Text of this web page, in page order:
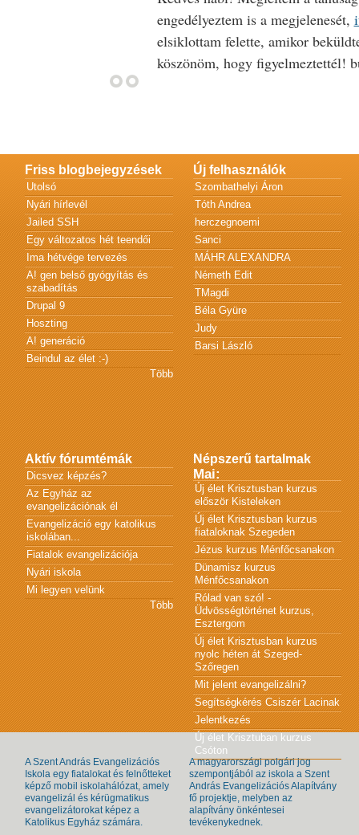
engedélyeztem is a megjelenesét,
elsiklottam felette, amikor
köszönöm, hogy figyelmeztettél!
Friss blogbejegyzések
Utolsó
Nyári hírlevél
Jailed SSH
Egy változatos hét teendői
Ima hétvége tervezés
A! gen belső gyógyítás és
szabadítás
Drupal 9
Hoszting
A! generáció
Beindul az élet :-)
Több
Új felhasználók
Szombathelyi Áron
Tóth Andrea
herczegnoemi
Sanci
MÁHR ALEXANDRA
Németh Edit
TMagdi
Béla Gyüre
Judy
Barsi László
Aktív fórumtémák
Dicsvez képzés?
Az Egyház az
evangelizációnak él
Evangelizáció egy katolikus
iskolában...
Fiatalok evangelizációja
Nyári iskola
Mi legyen velünk
Több
Népszerű tartalmak
Mai:
Új élet Krisztusban kurzus
először Kisteleken
Új élet Krisztusban kurzus
fiataloknak Szegeden
Jézus kurzus Ménfőcsanakon
Dünamisz kurzus
Ménfőcsanakon
Rólad van szó! -
Üdvösségtörténet kurzus,
Esztergom
Új élet Krisztusban kurzus
nyolc héten át Szeged-
Szőregen
Mit jelent evangelizálni?
Segítségkérés Csiszér Lacinak
Jelentkezés
Új élet Krisztuban kurzus
Csóton
A Szent András Evangelizációs
Iskola egy fiatalokat és felnőtteket
képző mobil iskolahálózat, amely
evangelizál és kérügmatikus
evangelizátorokat képez a
Katolikus Egyház számára.
A magyarországi polgári jog
szempontjából az iskola a Szent
András Evangelizációs Alapítvány
fő projektje, melyben az
alapítvány önkéntesei
tevékenykednek.